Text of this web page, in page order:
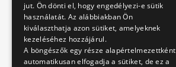
jut. Ön dönti el, hogy engedélyezi-e sütik
használatát. Az alábbiakban Ön
kiválaszthatja azon sütiket, amelyeknek
kezeléséhez hozzájárul.
A böngészők egy része alapértelmezettként
automatikusan elfogadja a sütiket, de ez a